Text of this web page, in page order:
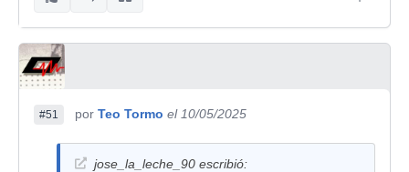
#51 por Teo Tormo el 10/05/2025
jose_la_leche_90 escribió: